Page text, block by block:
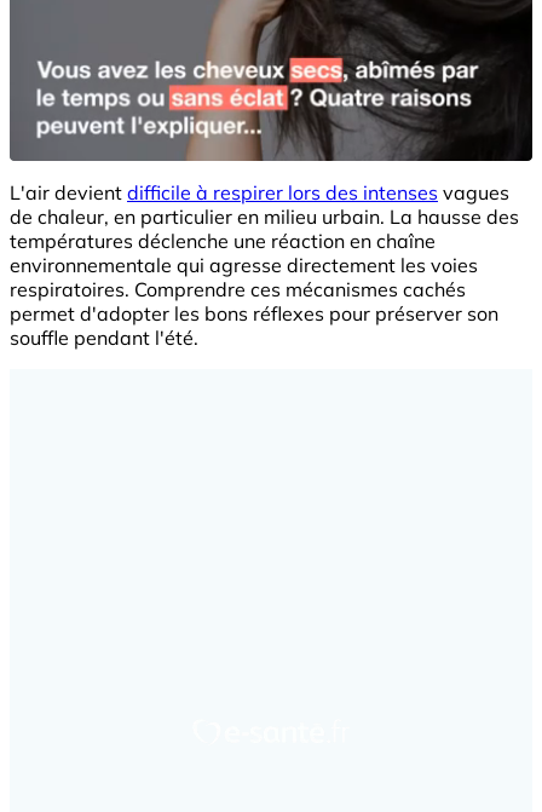
L'air devient difficile à respirer lors des intenses vagues
de chaleur, en particulier en milieu urbain. La hausse des
températures déclenche une réaction en chaîne
environnementale qui agresse directement les voies
respiratoires. Comprendre ces mécanismes cachés
permet d'adopter les bons réflexes pour préserver son
souffle pendant l'été.